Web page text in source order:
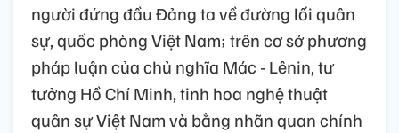
người đứng đầu Đảng ta về đường lối quân
sự, quốc phòng Việt Nam; trên cơ sở phương
pháp luận của chủ nghĩa Mác - Lênin, tư
tưởng Hồ Chí Minh, tinh hoa nghệ thuật
quân sự Việt Nam và bằng nhãn quan chính